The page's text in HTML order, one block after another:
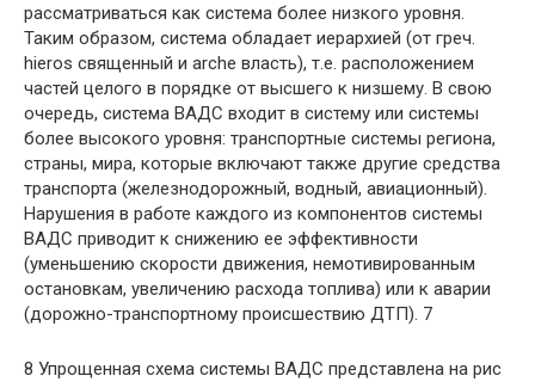
рассматриваться как система более низкого уровня.
Таким образом, система обладает иерархией (от греч.
hieros священный и arche власть), т.е. расположением
частей целого в порядке от высшего к низшему. В свою
очередь, система ВАДС входит в систему или системы
более высокого уровня: транспортные системы региона,
страны, мира, которые включают также другие средства
транспорта (железнодорожный, водный, авиационный).
Нарушения в работе каждого из компонентов системы
ВАДС приводит к снижению ее эффективности
(уменьшению скорости движения, немотивированным
остановкам, увеличению расхода топлива) или к аварии
(дорожно-транспортному происшествию ДТП). 7
8 Упрощенная схема системы ВАДС представлена на рис